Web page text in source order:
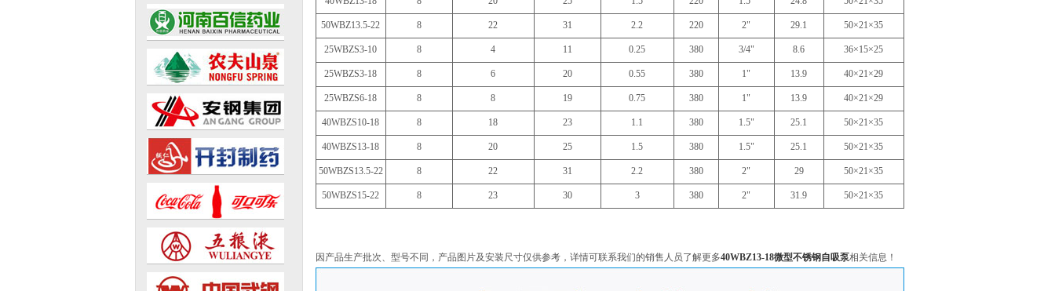
50WBZ13.5-22 8 22 31 2.2 220 2" 29.1 50×21×35
25WBZS3-10 8 4 11 0.25 380 3/4" 8.6 36×15×25
25WBZS3-18 8 6 20 0.55 380 1" 13.9 40×21×29
25WBZS6-18 8 8 19 0.75 380 1" 13.9 40×21×29
40WBZS10-18 8 18 23 1.1 380 1.5" 25.1 50×21×35
40WBZS13-18 8 20 25 1.5 380 1.5" 25.1 50×21×35
50WBZS13.5-22 8 22 31 2.2 380 2" 29 50×21×35
50WBZS15-22 8 23 30 3 380 2" 31.9 50×21×35
因产品生产批次、型号不同，产品图片及安装尺寸仅供参考，详情可联系我们的销售人员了解更多40WBZ13-18微型不锈钢自吸泵相关信息！